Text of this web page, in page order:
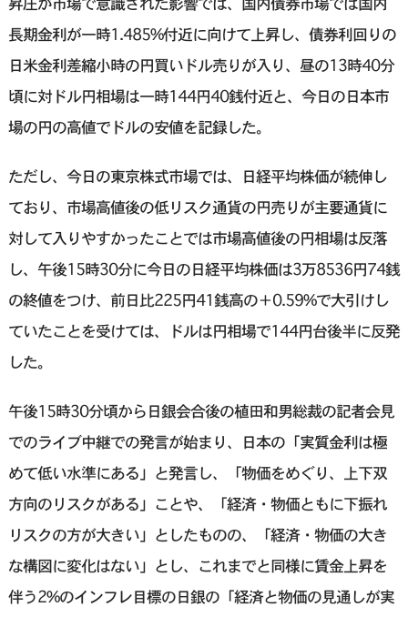
長期金利が一時1.485%付近に向けて上昇し、債券利回りの
日米金利差縮小時の円買いドル売りが入り、昼の13時40分
頃に対ドル円相場は一時144円40銭付近と、今日の日本市
場の円の高値でドルの安値を記録した。
ただし、今日の東京株式市場では、日経平均株価が続伸し
ており、市場高値後の低リスク通貨の円売りが主要通貨に
対して入りやすかったことでは市場高値後の円相場は反落
し、午後15時30分に今日の日経平均株価は3万8536円74銭
の終値をつけ、前日比225円41銭高の＋0.59%で大引けし
ていたことを受けては、ドルは円相場で144円台後半に反発
した。
午後15時30分頃から日銀会合後の植田和男総裁の記者会見
でのライブ中継での発言が始まり、日本の「実質金利は極
めて低い水準にある」と発言し、「物価をめぐり、上下双
方向のリスクがある」ことや、「経済・物価ともに下振れ
リスクの方が大きい」としたものの、「経済・物価の大き
な構図に変化はない」とし、これまでと同様に賃金上昇を
伴う2%のインフレ目標の日銀の「経済と物価の見通しが実